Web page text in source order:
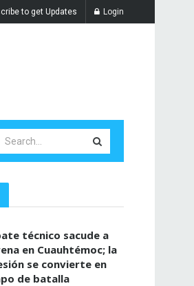
to get Updates Login
técnico sacude a
en Cuauhtémoc; la
se convierte en
de batalla